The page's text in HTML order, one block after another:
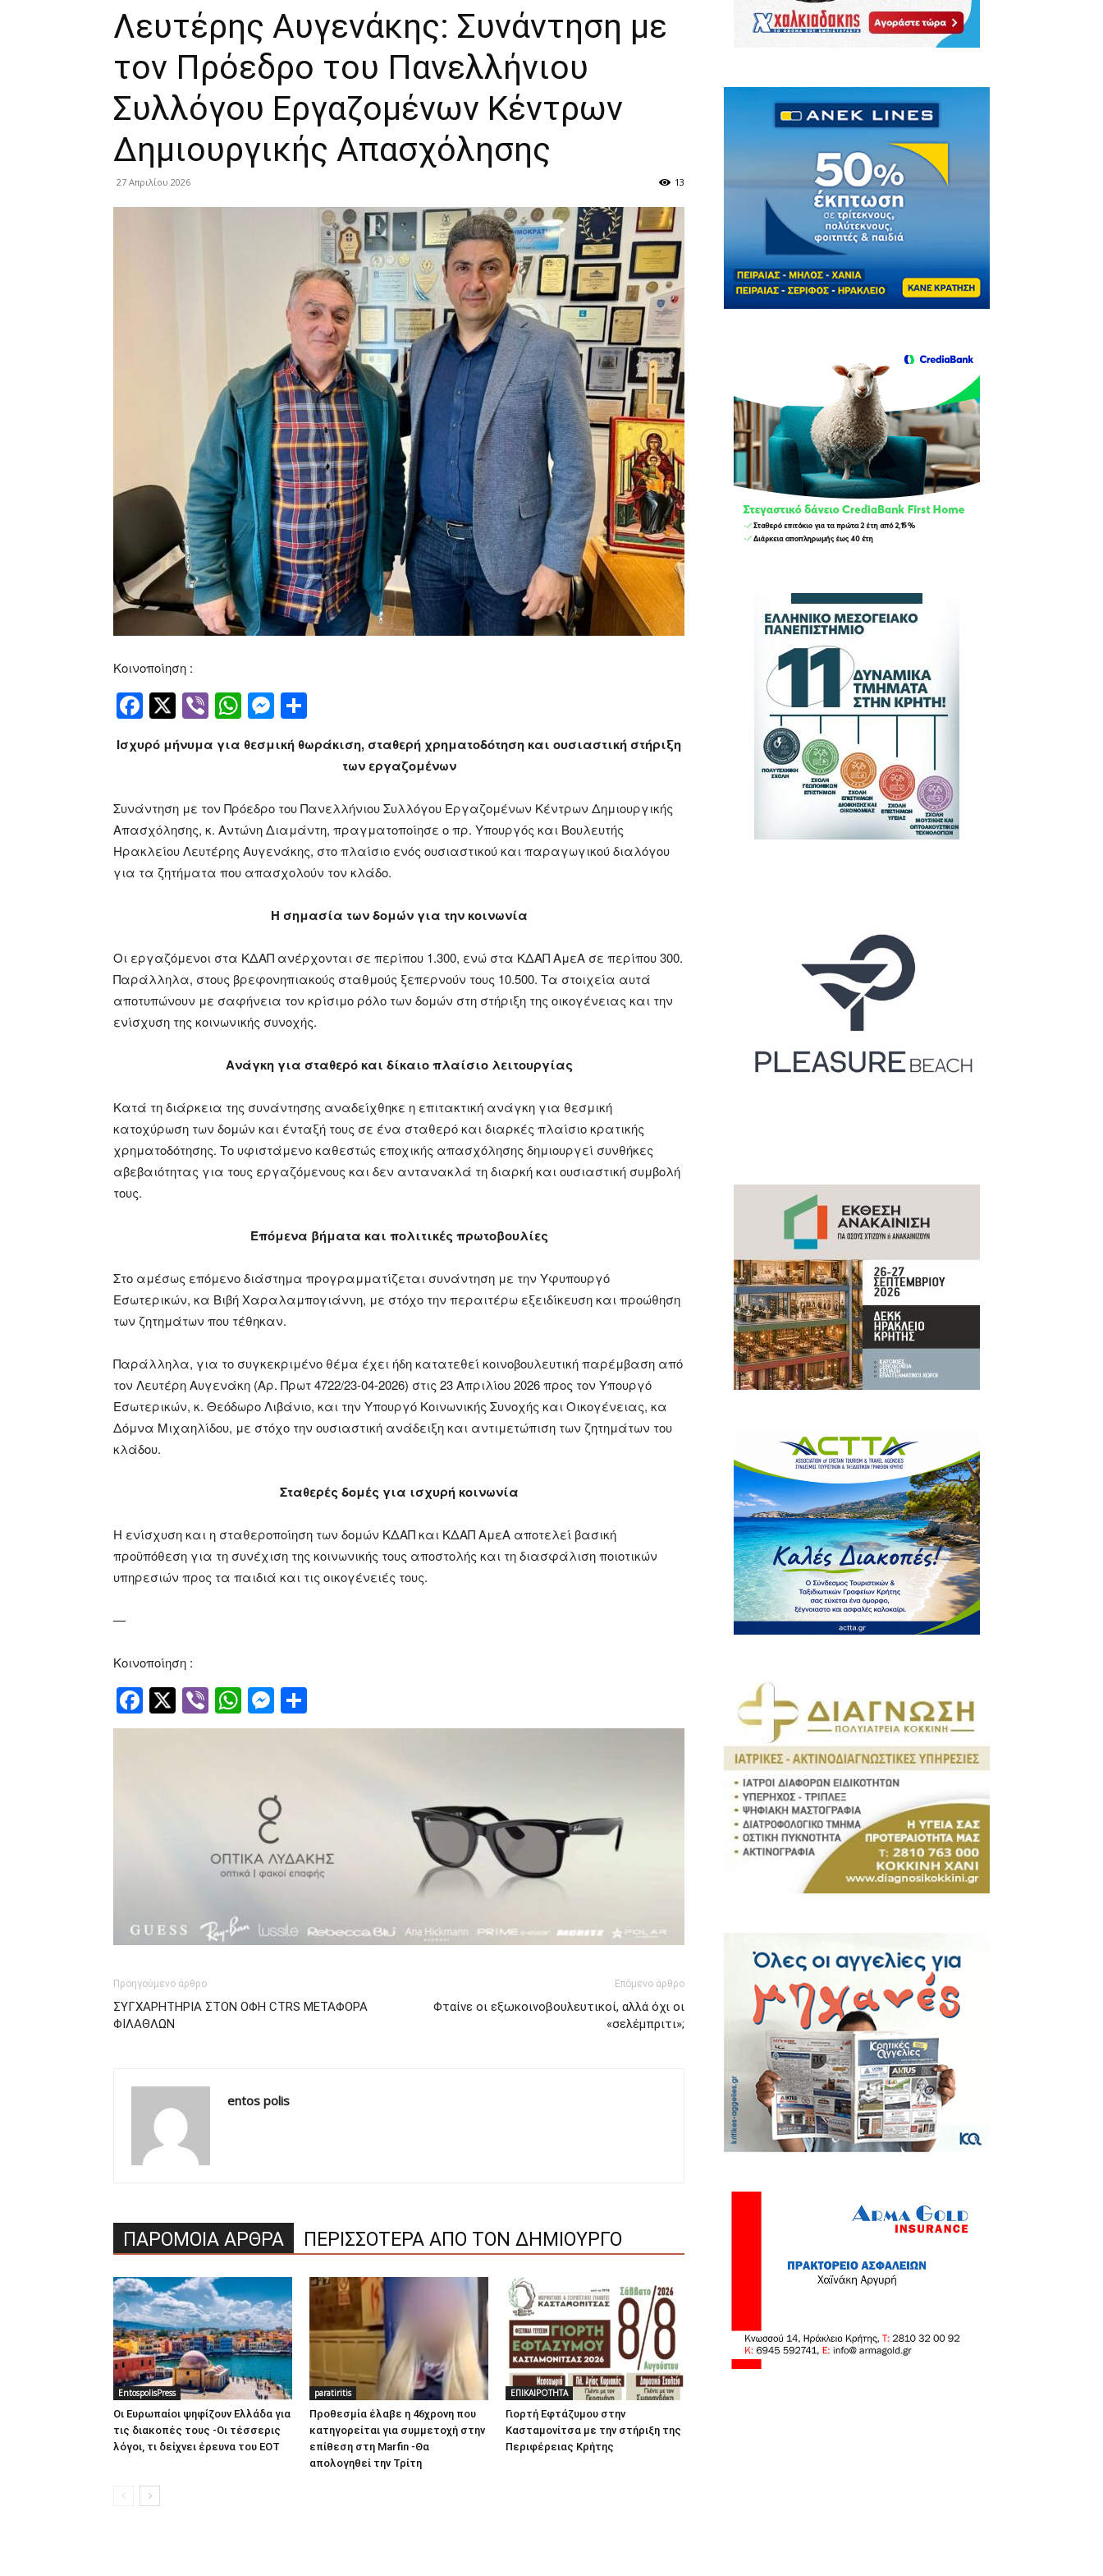
Λευτέρης Αυγενάκης: Συνάντηση με
τον Πρόεδρο του Πανελλήνιου
Συλλόγου Εργαζομένων Κέντρων
Δημιουργικής Απασχόλησης
27 Απριλίου 2026 13
Κοινοποίηση :
Facebook
Twitter
ViberWhatsApp
Messenger
Ισχυρό μήνυμα για θεσμική θωράκιση, σταθερή χρηματοδότηση και ουσιαστική στήριξη
των εργαζομένων
Συνάντηση με τον Πρόεδρο του Πανελλήνιου Συλλόγου Εργαζομένων Κέντρων Δημιουργικής
Απασχόλησης, κ. Αντώνη Διαμάντη, πραγματοποίησε ο πρ. Υπουργός και Βουλευτής
Ηρακλείου Λευτέρης Αυγενάκης, στο πλαίσιο ενός ουσιαστικού και παραγωγικού διαλόγου
για τα ζητήματα που απασχολούν τον κλάδο.
Η σημασία των δομών για την κοινωνία
Οι εργαζόμενοι στα ΚΔΑΠ ανέρχονται σε περίπου 1.300, ενώ στα ΚΔΑΠ ΑμεΑ σε περίπου 300.
Παράλληλα, στους βρεφονηπιακούς σταθμούς ξεπερνούν τους 10.500. Τα στοιχεία αυτά
αποτυπώνουν με σαφήνεια τον κρίσιμο ρόλο των δομών στη στήριξη της οικογένειας και την
ενίσχυση της κοινωνικής συνοχής.
Ανάγκη για σταθερό και δίκαιο πλαίσιο λειτουργίας
Κατά τη διάρκεια της συνάντησης αναδείχθηκε η επιτακτική ανάγκη για θεσμική
κατοχύρωση των δομών και ένταξή τους σε ένα σταθερό και διαρκές πλαίσιο κρατικής
χρηματοδότησης. Το υφιστάμενο καθεστώς εποχικής απασχόλησης δημιουργεί συνθήκες
αβεβαιότητας για τους εργαζόμενους και δεν αντανακλά τη διαρκή και ουσιαστική συμβολή
τους.
Επόμενα βήματα και πολιτικές πρωτοβουλίες
Στο αμέσως επόμενο διάστημα προγραμματίζεται συνάντηση με την Υφυπουργό
Εσωτερικών, κα Βιβή Χαραλαμπογιάννη, με στόχο την περαιτέρω εξειδίκευση και προώθηση
των ζητημάτων που τέθηκαν.
Παράλληλα, για το συγκεκριμένο θέμα έχει ήδη κατατεθεί κοινοβουλευτική παρέμβαση από
τον Λευτέρη Αυγενάκη (Αρ. Πρωτ 4722/23-04-2026) στις 23 Απριλίου 2026 προς τον Υπουργό
Εσωτερικών, κ. Θεόδωρο Λιβάνιο, και την Υπουργό Κοινωνικής Συνοχής και Οικογένειας, κα
Δόμνα Μιχαηλίδου, με στόχο την ουσιαστική ανάδειξη και αντιμετώπιση των ζητημάτων του
κλάδου.
Σταθερές δομές για ισχυρή κοινωνία
Η ενίσχυση και η σταθεροποίηση των δομών ΚΔΑΠ και ΚΔΑΠ ΑμεΑ αποτελεί βασική
προϋπόθεση για τη συνέχιση της κοινωνικής τους αποστολής και τη διασφάλιση ποιοτικών
υπηρεσιών προς τα παιδιά και τις οικογένειές τους.
—
Κοινοποίηση :
Facebook
Twitter
ViberWhatsApp
Messenger
Προηγούμενο άρθρο
ΣΥΓΧΑΡΗΤΗΡΙΑ ΣΤΟΝ ΟΦΗ CTRS ΜΕΤΑΦΟΡΑ
ΦΙΛΑΘΛΩΝ
Επόμενο άρθρο
Φταίνε οι εξωκοινοβουλευτικοί, αλλά όχι οι
«σελέμπριτι»;
entos polis
ΠΑΡΟΜΟΙΑ ΑΡΘΡΑ ΠΕΡΙΣΣΟΤΕΡΑ ΑΠΟ ΤΟΝ ΔΗΜΙΟΥΡΓΟ
EntospolisPress
Οι Ευρωπαίοι ψηφίζουν Ελλάδα για
τις διακοπές τους -Οι τέσσερις
λόγοι, τι δείχνει έρευνα του ΕΟΤ
paratiritis
Προθεσμία έλαβε η 46χρονη που
κατηγορείται για συμμετοχή στην
επίθεση στη Marfin -Θα
απολογηθεί την Τρίτη
ΕΠΙΚΑΙΡΟΤΗΤΑ
Γιορτή Εφτάζυμου στην
Κασταμονίτσα με την στήριξη της
Περιφέρειας Κρήτης